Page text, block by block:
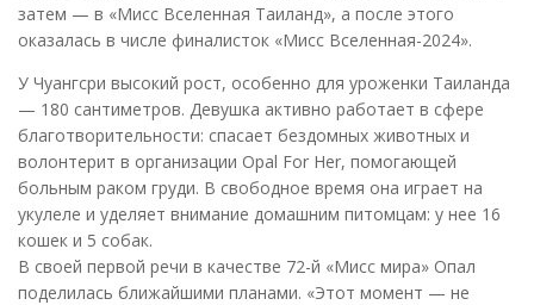
затем — в «Мисс Вселенная Таиланд», а после этого
оказалась в числе финалисток «Мисс Вселенная-2024».
У Чуангсри высокий рост, особенно для уроженки Таиланда
— 180 сантиметров. Девушка активно работает в сфере
благотворительности: спасает бездомных животных и
волонтерит в организации Opal For Her, помогающей
больным раком груди. В свободное время она играет на
укулеле и уделяет внимание домашним питомцам: у нее 16
кошек и 5 собак.
В своей первой речи в качестве 72-й «Мисс мира» Опал
поделилась ближайшими планами. «Этот момент — не